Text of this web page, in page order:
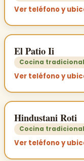
Ver teléfono y
El Patio Ii
Cocina tradicional
Ver teléfono y
Hindustani Roti
Cocina tradicional
Ver teléfono y